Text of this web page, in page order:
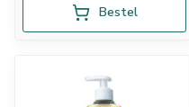
Bestel